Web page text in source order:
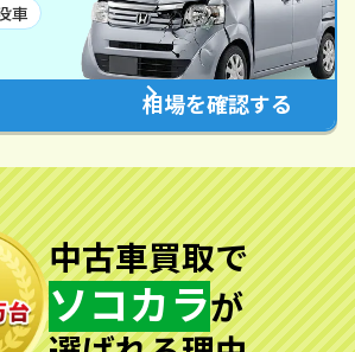
車
相場を確認する
中古車買取で
ソコカラが